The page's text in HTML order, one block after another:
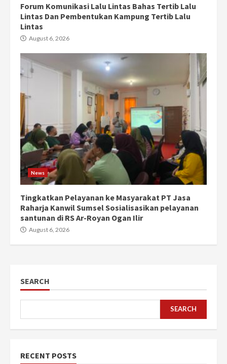
Forum Komunikasi Lalu Lintas Bahas Tertib Lalu
Lintas Dan Pembentukan Kampung Tertib Lalu
Lintas
August 6, 2026
News
Tingkatkan Pelayanan ke Masyarakat PT Jasa
Raharja Kanwil Sumsel Sosialisasikan pelayanan
santunan di RS Ar-Royan Ogan Ilir
August 6, 2026
SEARCH
SEARCH
RECENT POSTS